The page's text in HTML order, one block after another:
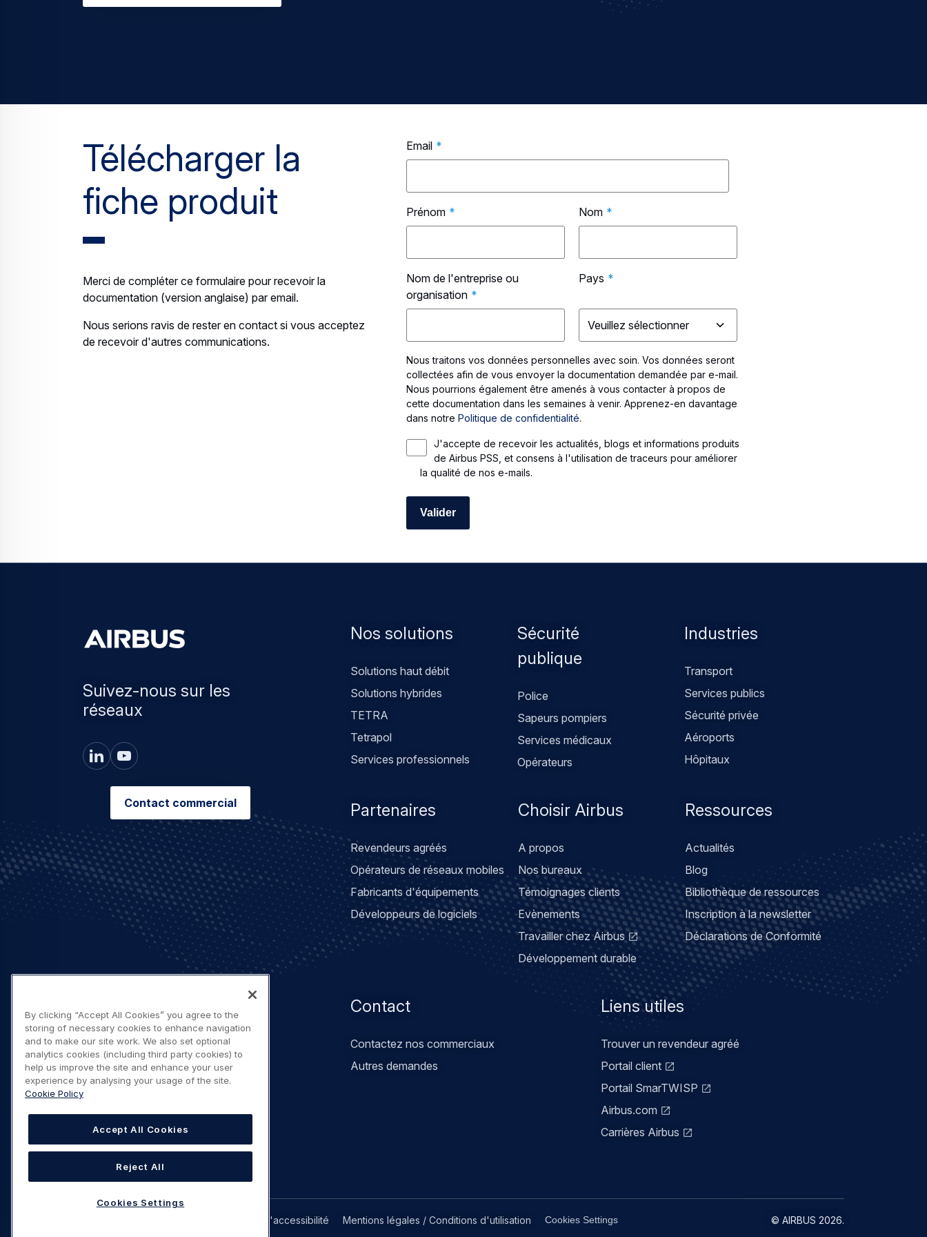
Télécharger la
fiche produit
Merci de compléter ce formulaire pour recevoir la
documentation (version anglaise) par email.
Nous serions ravis de rester en contact si vous acceptez
de recevoir d'autres communications.
Email *
Prénom * Nom *
Nom de l'entreprise ou
organisation *
Pays *
Nous traitons vos données personnelles avec soin. Vos données seront
collectées afin de vous envoyer la documentation demandée par e-mail.
Nous pourrions également être amenés à vous contacter à propos de
cette documentation dans les semaines à venir. Apprenez-en davantage
dans notrePolitique de confidentialité.
J'accepte de recevoir les actualités, blogs et informations produits
de Airbus PSS, et consens à l'utilisation de traceurs pour améliorer
la qualité de nos e-mails.
Suivez-nous sur les
réseaux
Contact commercial
Footer
Nos solutions
Solutions haut débit
Solutions hybrides
TETRA
Tetrapol
Services professionnels
Sécurité
publique
Police
Sapeurs pompiers
Services médicaux
Opérateurs
Industries
Transport
Services publics
Sécurité privée
Aéroports
Hôpitaux
Partenaires
Revendeurs agréés
Opérateurs de réseaux mobiles
Fabricants d'équipements
Développeurs de logiciels
Choisir Airbus
A propos
Nos bureaux
Témoignages clients
Evènements
Travailler chez Airbus
Développement durable
Ressources
Actualités
Blog
Bibliothèque de ressources
Inscription à la newsletter
Déclarations de Conformité
Contact
Contactez nos commerciaux
Autres demandes
Liens utiles
Trouver un revendeur agréé
Portail client
Portail SmarTWISP
Airbus.com
Carrières Airbus
Déclaration sur l'accessibilité Mentions légales / Conditions d'utilisation Cookies Settings © AIRBUS 2026.
By clicking “Accept All Cookies” you agree to the
storing of necessary cookies to enhance navigation
and to make our site work. We also set optional
analytics cookies (including third party cookies) to
help us improve the site and enhance your user
experience by analysing your usage of the site.
Cookie Policy
Accept All Cookies
Reject All
Cookies Settings